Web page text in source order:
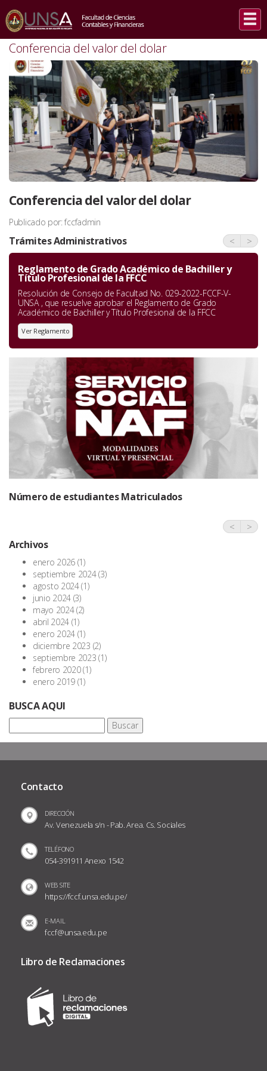
INICIO SLIDER / CONFERENCIA DEL VALOR DEL DOLAR
Conferencia del valor del dolar
Conferencia del valor del dolar
Publicado por: fccfadmin
Trámites Administrativos < >
Reglamento de Grado Académico de Bachiller y
Título Profesional de la FFCC
Resolución de Consejo de Facultad No. 029-2022-FCCF-V-
UNSA , que resuelve aprobar el Reglamento de Grado
Académico de Bachiller y Título Profesional de la FFCC
Ver Reglamento
Número de estudiantes Matriculados
< >
Archivos
enero 2026 (1)
septiembre 2024(3)
agosto 2024(1)
junio 2024 (3)
mayo 2024(2)
abril 2024 (1)
enero 2024 (1)
diciembre 2023 (2)
septiembre 2023 (1)
febrero 2020(1)
enero 2019 (1)
BUSCA AQUI
Contacto
DIRECCIÓN
Av. Venezuela s/n - Pab. Area. Cs. Sociales
TELÉFONO
054-391911 Anexo 1542
WEB SITE
https://fccf.unsa.edu.pe/
E-MAIL
fccf@unsa.edu.pe
Libro de Reclamaciones